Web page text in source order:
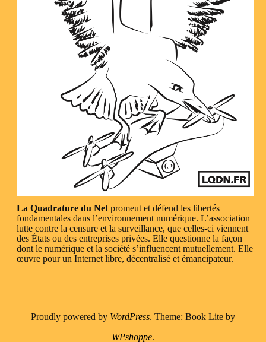
La Quadrature du Net promeut et défend les libertés
fondamentales dans l’environnement numérique. L’association
lutte contre la censure et la surveillance, que celles-ci viennent
des États ou des entreprises privées. Elle questionne la façon
dont le numérique et la société s’influencent mutuellement. Elle
œuvre pour un Internet libre, décentralisé et émancipateur.
Proudly powered by WordPress. Theme: Book Lite by
WPshoppe.